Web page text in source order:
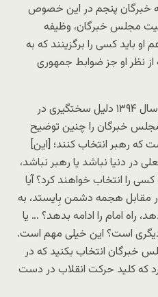
خبرگان پنجم در این خصوص
مجلس خبرگان، وظیفه
او باید کسی را برگزینند که به
نظر او جز ضوابط جمهوری
او پیشتر در دیدار با مردم قم در سال ۱۳۹۴ دلیل سختگیری در
خبرگان را چنین توضیح
که رهبر انتخاب کنند؛ [این‌]
در دنیا نباشد یا رهبر نباشد،
کسی را انتخاب خواهند کرد؟ آیا
مقابل هجمه‌ دشمن بِایستد، به
راه امام را ادامه بدهد؟ … یا
است؟ این خیلی مهم است.
خبرگان انتخاب بکنید که در
که کلید حرکت انقلاب در دست